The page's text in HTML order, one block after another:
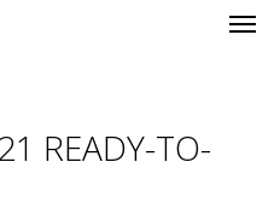
READY-TO-